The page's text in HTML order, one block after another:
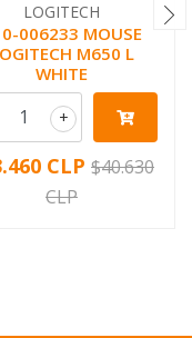
LOGITECH
006233 MOUSE
M650 L
WHITE
+
CLP $40.630
CLP